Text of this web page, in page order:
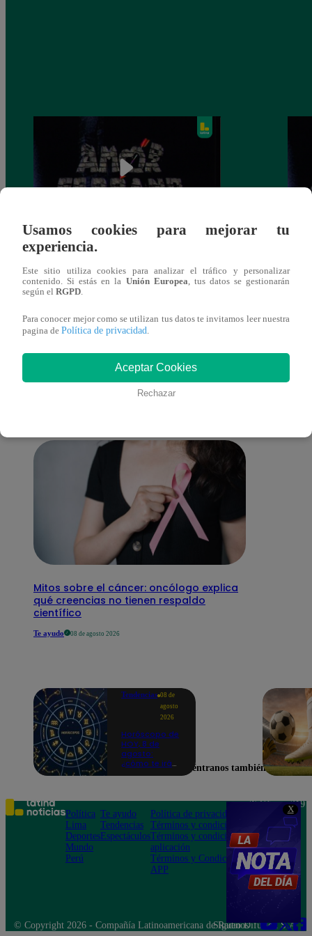
X
Amor Serrano, Miércoles 10 de
También te puede
interesar
Mitos sobre el cáncer: oncólogo explica
qué creencias no tienen respaldo
científico
Te ayudo 08 de agosto 2026
Tendencias 08 de
agosto
2026
Horóscopo de
HOY, 8 de
agosto:
¿cómo te irá
Usamos cookies para mejorar tu
experiencia.
Este sitio utiliza cookies para analizar el tráfico y personalizar
contenido. Si estás en la Unión Europea, tus datos se gestionarán
según el RGPD.
Para conocer mejor como se utilizan tus datos te invitamos leer nuestra
pagina de Política de privacidad.
Aceptar Cookies
Rechazar
Encuéntranos también en
Política
Lima
Deportes
Mundo
Perú
Te ayudo
Tendencias
Espectáculos
Política de privacidad
Términos y condiciones
Términos y condiciones
aplicación
Términos y Condiciones
APP
Teléfono: 219
Av. San
Felipe 968
Jesús María
© Copyright 2026 - Compañía Latinoamericana de Radio Difusión S.A.
Síguenos